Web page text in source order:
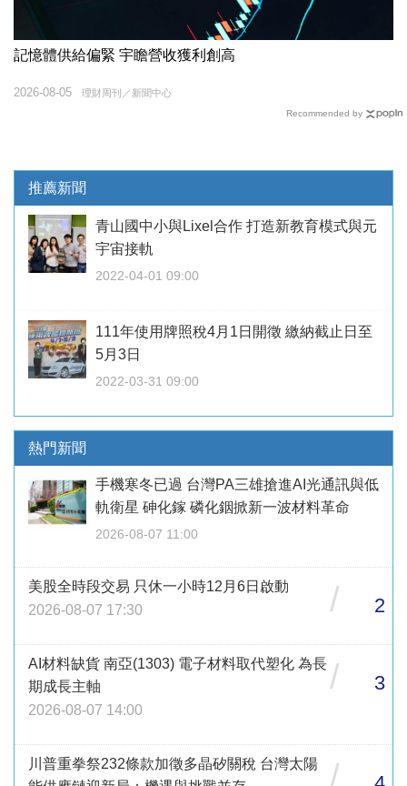
記憶體供給偏緊 宇瞻營收獲利創高
理財周刊／新聞中心
2026-08-05
Recommended by
推薦新聞
青山國中小與Lixel合作 打造新教育模式與元
宇宙接軌
2022-04-01 09:00
111年使用牌照稅4月1日開徵 繳納截止日至
5月3日
2022-03-31 09:00
熱門新聞
手機寒冬已過 台灣PA三雄搶進AI光通訊與低
軌衛星 砷化鎵 磷化銦掀新一波材料革命
2026-08-07 11:00
美股全時段交易 只休一小時12月6日啟動
2026-08-07 17:30
/ 2
AI材料缺貨 南亞(1303) 電子材料取代塑化 為長
期成長主軸
2026-08-07 14:00
/ 3
川普重拳祭232條款加徵多晶矽關稅 台灣太陽
/